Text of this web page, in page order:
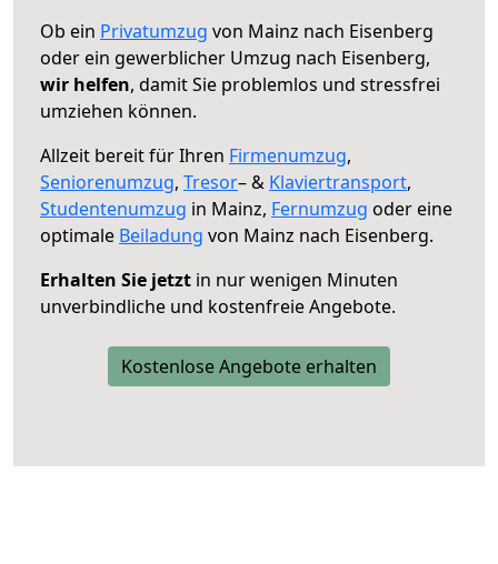
Ob ein Privatumzug von Mainz nach Eisenberg
oder ein gewerblicher Umzug nach Eisenberg,
wir helfen, damit Sie problemlos und stressfrei
umziehen können.
Allzeit bereit für Ihren Firmenumzug,
Seniorenumzug, Tresor– & Klaviertransport,
Studentenumzug in Mainz, Fernumzug oder eine
optimale Beiladung von Mainz nach Eisenberg.
Erhalten Sie jetzt in nur wenigen Minuten
unverbindliche und kostenfreie Angebote.
Kostenlose Angebote erhalten